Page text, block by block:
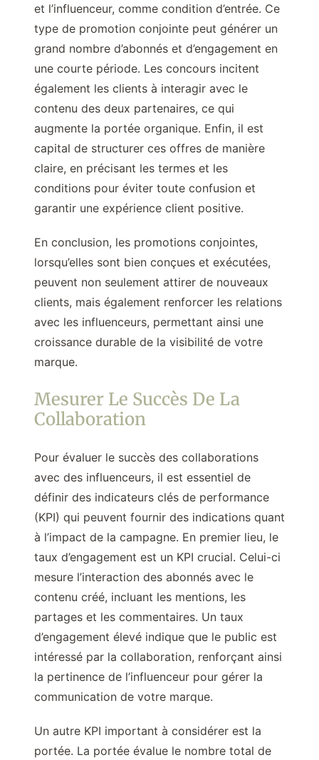
et l’influenceur, comme condition d’entrée. Ce
type de promotion conjointe peut générer un
grand nombre d’abonnés et d’engagement en
une courte période. Les concours incitent
également les clients à interagir avec le
contenu des deux partenaires, ce qui
augmente la portée organique. Enfin, il est
capital de structurer ces offres de manière
claire, en précisant les termes et les
conditions pour éviter toute confusion et
garantir une expérience client positive.
En conclusion, les promotions conjointes,
lorsqu’elles sont bien conçues et exécutées,
peuvent non seulement attirer de nouveaux
clients, mais également renforcer les relations
avec les influenceurs, permettant ainsi une
croissance durable de la visibilité de votre
marque.
Mesurer Le Succès De La
Collaboration
Pour évaluer le succès des collaborations
avec des influenceurs, il est essentiel de
définir des indicateurs clés de performance
(KPI) qui peuvent fournir des indications quant
à l’impact de la campagne. En premier lieu, le
taux d’engagement est un KPI crucial. Celui-ci
mesure l’interaction des abonnés avec le
contenu créé, incluant les mentions, les
partages et les commentaires. Un taux
d’engagement élevé indique que le public est
intéressé par la collaboration, renforçant ainsi
la pertinence de l’influenceur pour gérer la
communication de votre marque.
Un autre KPI important à considérer est la
portée. La portée évalue le nombre total de